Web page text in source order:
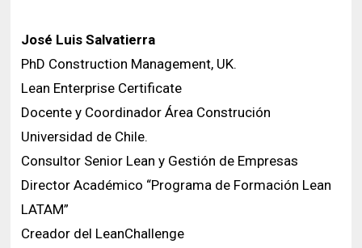
José Luis Salvatierra
PhD Construction Management, UK.
Lean Enterprise Certificate
Docente y Coordinador Área Construción
Universidad de Chile.
Consultor Senior Lean y Gestión de Empresas
Director Académico “Programa de Formación Lean
LATAM”
Creador del LeanChallenge